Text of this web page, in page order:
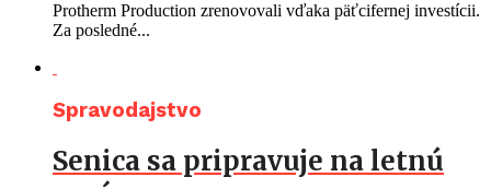
Protherm Production zrenovovali vďaka päťcifernej investícii.
Za posledné...
Spravodajstvo
Senica sa pripravuje na letnú